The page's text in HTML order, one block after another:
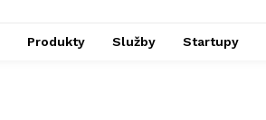
Produkty Služby Startupy